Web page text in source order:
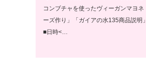
コンブチャを使ったヴィーガンマヨネ
ーズ作り」「ガイアの水135商品説明」
■日時<…